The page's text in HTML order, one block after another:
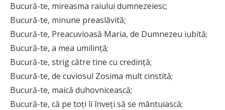
Bucură-te, mireasma raiului dumnezeiesc;
Bucură-te, minune preaslăvită;
Bucură-te, Preacuvioasă Maria, de Dumnezeu iubită;
Bucură-te, a mea umilință;
Bucură-te, strig către tine cu credință;
Bucură-te, de cuviosul Zosima mult cinstită;
Bucură-te, maică duhovnicească;
Bucură-te, că pe toți îi înveți să se mântuiască;